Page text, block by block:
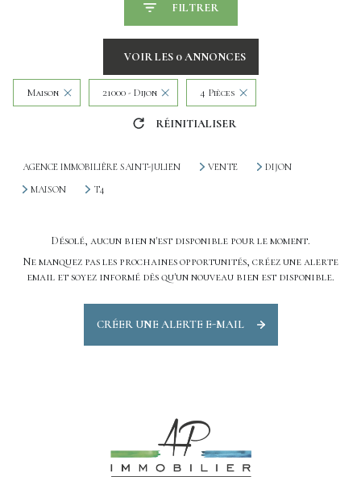
FILTRER
VOIR LES 0ANNONCES
Maison 21000 - Dijon 4 Pièces
RÉINITIALISER
AGENCE IMMOBILIÈRE SAINT-JULIEN VENTE
DIJON
MAISON
T4
Désolé, aucun bien n'est disponible pour le moment.
Ne manquez pas les prochaines opportunités, créez une alerte
email et soyez informé dès qu'un nouveau bien est disponible.
CRÉER UNE ALERTE E-MAIL